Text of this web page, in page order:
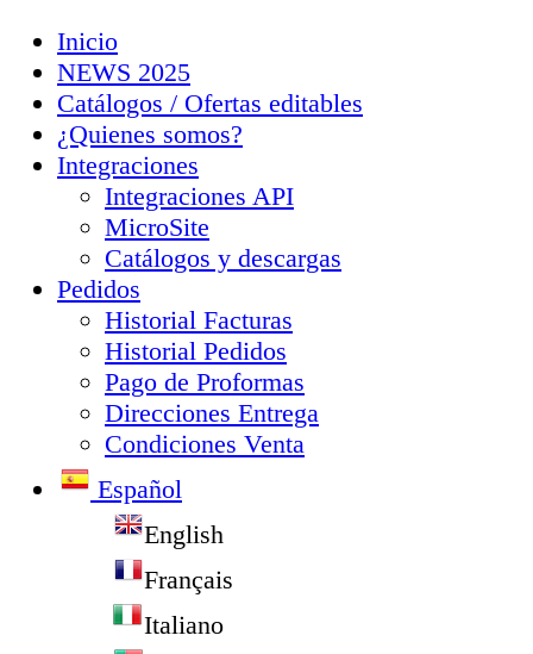
Inicio
NEWS 2025
Catálogos / Ofertas editables
¿Quienes somos?
Integraciones
Integraciones API
MicroSite
Catálogos y descargas
Pedidos
Historial Facturas
Historial Pedidos
Pago de Proformas
Direcciones Entrega
Condiciones Venta
Español
English
Français
Italiano